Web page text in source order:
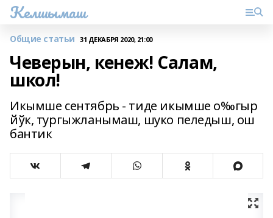
Келшымаш
Общие статьи 31 ДЕКАБРЯ 2020, 21:00
Чеверын, кенеж! Салам,
школ!
Икымше сентябрь - тиде икымше о‰гыр
йўк, тургыжланымаш, шуко пеледыш, ош
бантик